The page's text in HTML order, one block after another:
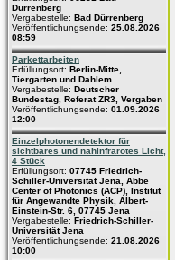
Dürrenberg
Vergabestelle: Bad Dürrenberg
Veröffentlichungsende: 25.08.2026
08:59
Parkettarbeiten
Erfüllungsort: Berlin-Mitte,
Tiergarten und Dahlem
Vergabestelle: Deutscher
Bundestag, Referat ZR3, Vergaben
Veröffentlichungsende: 01.09.2026
12:00
Einzelphotonendetektor für
sichtbares und nahinfrarotes Licht,
4 Stück
Erfüllungsort: 07745 Friedrich-
Schiller-Universität Jena, Abbe
Center of Photonics (ACP), Institut
für Angewandte Physik, Albert-
Einstein-Str. 6, 07745 Jena
Vergabestelle: Friedrich-Schiller-
Universität Jena
Veröffentlichungsende: 21.08.2026
10:00